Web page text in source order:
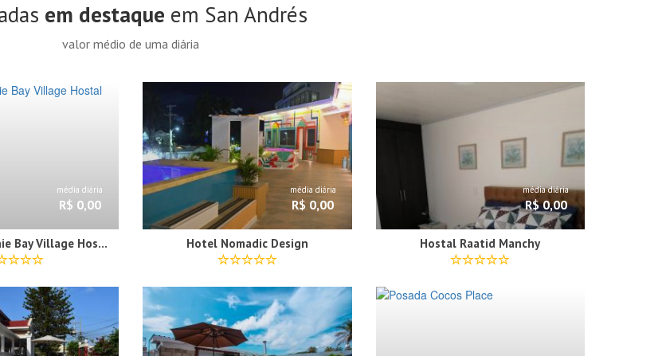
em destaque em San Andrés
valor médio de uma diária
média diária
R$ 0,00
Victoria's Gennie Bay Village Hostal
média diária
R$ 0,00
Hotel Nomadic Design
média diária
R$ 0,00
Hostal Raatid Manchy